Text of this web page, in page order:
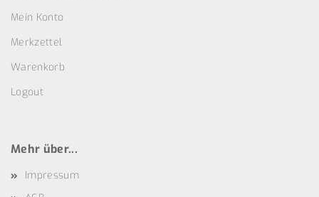
Mein Konto
Merkzettel
Warenkorb
Logout
Mehr über...
Impressum